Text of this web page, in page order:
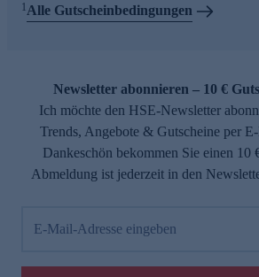
1Alle Gutscheinbedingungen
Newsletter abonnieren – 10 €
Ich möchte den HSE-Newsletter
Trends, Angebote & Gutscheine per
Dankeschön bekommen Sie einen 10
Abmeldung ist jederzeit in den
E-Mail-Adresse eingeben